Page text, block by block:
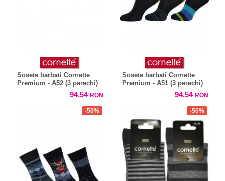
Sosete barbati Cornette
Premium - A52 (3 perechi)
94,54 RON
Sosete barbati Cornette
Premium - A51 (3 perechi)
94,54 RON
-50% -50%